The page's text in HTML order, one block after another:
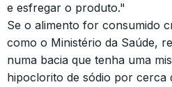
e esfregar o produto."
Se o alimento for consumido
como o Ministério da Saúde,
numa bacia que tenha uma
hipoclorito de sódio por cerca